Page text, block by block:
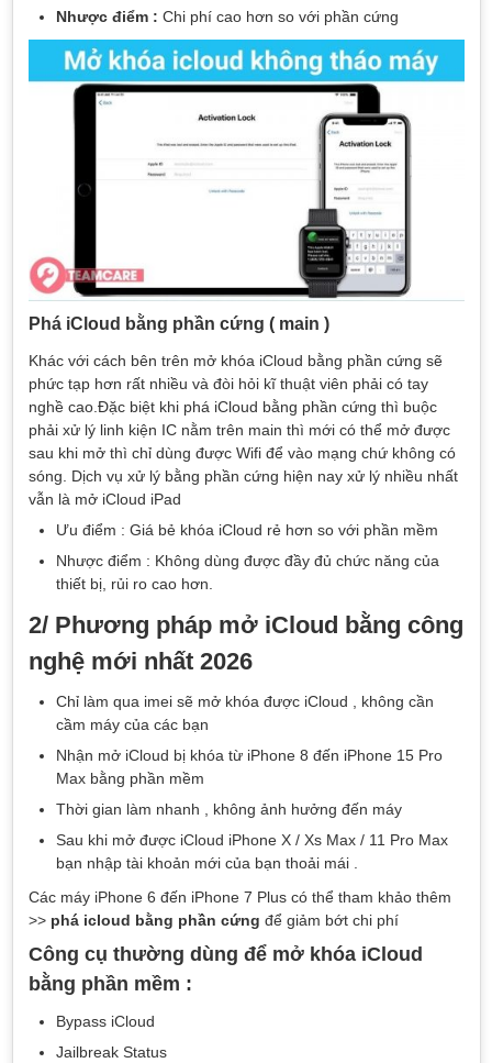
Nhược điểm : Chi phí cao hơn so với phần cứng
Phá iCloud bằng phần cứng ( main )
Khác với cách bên trên mở khóa iCloud bằng phần cứng sẽ
phức tạp hơn rất nhiều và đòi hỏi kĩ thuật viên phải có tay
nghề cao.Đặc biệt khi phá iCloud bằng phần cứng thì buộc
phải xử lý linh kiện IC nằm trên main thì mới có thể mở được
sau khi mở thì chỉ dùng được Wifi để vào mạng chứ không có
sóng. Dịch vụ xử lý bằng phần cứng hiện nay xử lý nhiều nhất
vẫn là mở iCloud iPad
Ưu điểm : Giá bẻ khóa iCloud rẻ hơn so với phần mềm
Nhược điểm : Không dùng được đầy đủ chức năng của
thiết bị, rủi ro cao hơn.
2/ Phương pháp mở iCloud bằng công
nghệ mới nhất 2026
Chỉ làm qua imei sẽ mở khóa được iCloud , không cần
cầm máy của các bạn
Nhận mở iCloud bị khóa từ iPhone 8 đến iPhone 15 Pro
Max bằng phần mềm
Thời gian làm nhanh , không ảnh hưởng đến máy
Sau khi mở được iCloud iPhone X / Xs Max / 11 Pro Max
bạn nhập tài khoản mới của bạn thoải mái .
Các máy iPhone 6 đến iPhone 7 Plus có thể tham khảo thêm
>> phá icloud bằng phần cứng để giảm bớt chi phí
Công cụ thường dùng để mở khóa iCloud
bằng phần mềm :
Bypass iCloud
Jailbreak Status